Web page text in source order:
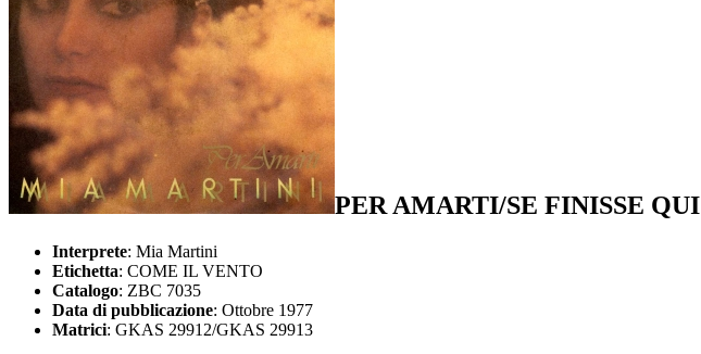
PER AMARTI/SE FINISSE QUI
Interprete: Mia Martini
Etichetta: COME IL VENTO
Catalogo: ZBC 7035
Data di pubblicazione: Ottobre 1977
Matrici: GKAS 29912/GKAS 29913